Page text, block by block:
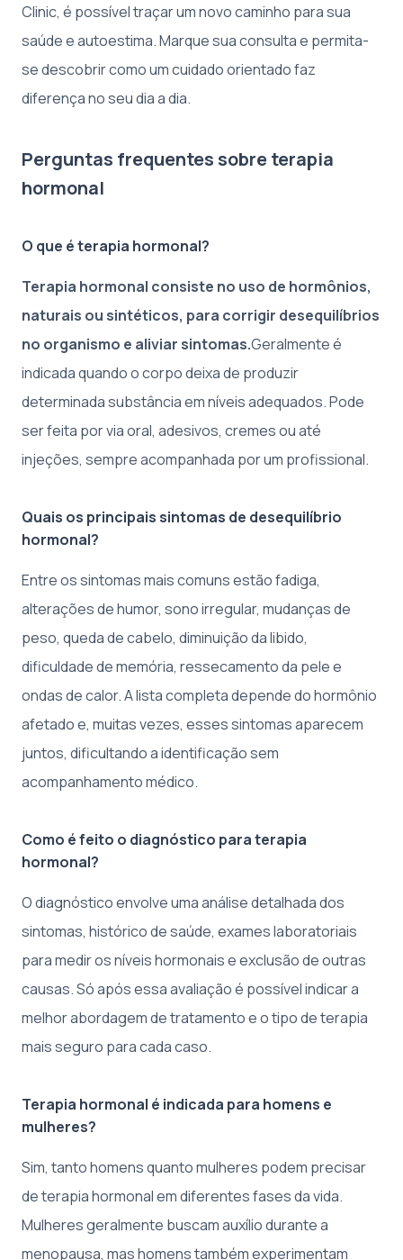
Clinic, é possível traçar um novo caminho para sua
saúde e autoestima. Marque sua consulta e permita-
se descobrir como um cuidado orientado faz
diferença no seu dia a dia.
Perguntas frequentes sobre terapia
hormonal
O que é terapia hormonal?
Terapia hormonal consiste no uso de hormônios,
naturais ou sintéticos, para corrigir desequilíbrios
no organismo e aliviar sintomas.Geralmente é
indicada quando o corpo deixa de produzir
determinada substância em níveis adequados. Pode
ser feita por via oral, adesivos, cremes ou até
injeções, sempre acompanhada por um profissional.
Quais os principais sintomas de desequilíbrio
hormonal?
Entre os sintomas mais comuns estão fadiga,
alterações de humor, sono irregular, mudanças de
peso, queda de cabelo, diminuição da libido,
dificuldade de memória, ressecamento da pele e
ondas de calor. A lista completa depende do hormônio
afetado e, muitas vezes, esses sintomas aparecem
juntos, dificultando a identificação sem
acompanhamento médico.
Como é feito o diagnóstico para terapia
hormonal?
O diagnóstico envolve uma análise detalhada dos
sintomas, histórico de saúde, exames laboratoriais
para medir os níveis hormonais e exclusão de outras
causas. Só após essa avaliação é possível indicar a
melhor abordagem de tratamento e o tipo de terapia
mais seguro para cada caso.
Terapia hormonal é indicada para homens e
mulheres?
Sim, tanto homens quanto mulheres podem precisar
de terapia hormonal em diferentes fases da vida.
Mulheres geralmente buscam auxílio durante a
menopausa, mas homens também experimentam